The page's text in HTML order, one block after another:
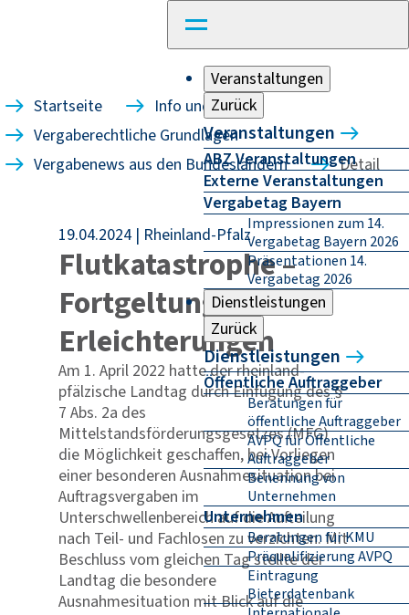
Veranstaltungen
Zurück
Veranstaltungen
ABZ Veranstaltungen
Externe Veranstaltungen
Vergabetag Bayern
Impressionen zum 14.
Vergabetag Bayern 2026
Präsentationen 14.
Vergabetag 2026
Dienstleistungen
Zurück
Dienstleistungen
Öffentliche Auftraggeber
Beratungen für
öffentliche Auftraggeber
AVPQ für Öffentliche
Auftraggeber
Benennung von
Unternehmen
Unternehmen
Beratungen für KMU
Präqualifizierung AVPQ
Eintragung
Bieterdatenbank
Startseite
Info und Recht
Vergaberechtliche Grundlagen
Vergabenews aus den Bundesländern
Detail
19.04.2024 Rheinland-Pfalz
Flutkatastrophe –
Fortgeltung der
Erleichterungen
Am 1. April 2022 hatte der rheinland-
pfälzische Landtag durch Einfügung des §
7 Abs. 2a des
Mittelstandsförderungsgesetzes (MFG)
die Möglichkeit geschaffen, bei Vorliegen
einer besonderen Ausnahmesituation bei
Auftragsvergaben im
Unterschwellenbereich auf die Aufteilung
nach Teil- und Fachlosen zu verzichten. Mit
Beschluss vom gleichen Tag stellte der
Landtag die besondere
Ausnahmesituation mit Blick auf die